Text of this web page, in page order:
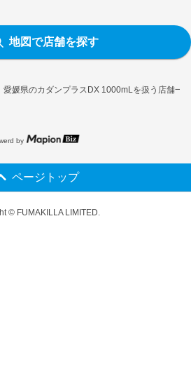
愛媛県のカダンプラスDX 1000mLを扱う店舗一覧
地図で店舗を探す
by
ページトップ
© FUMAKILLA LIMITED.